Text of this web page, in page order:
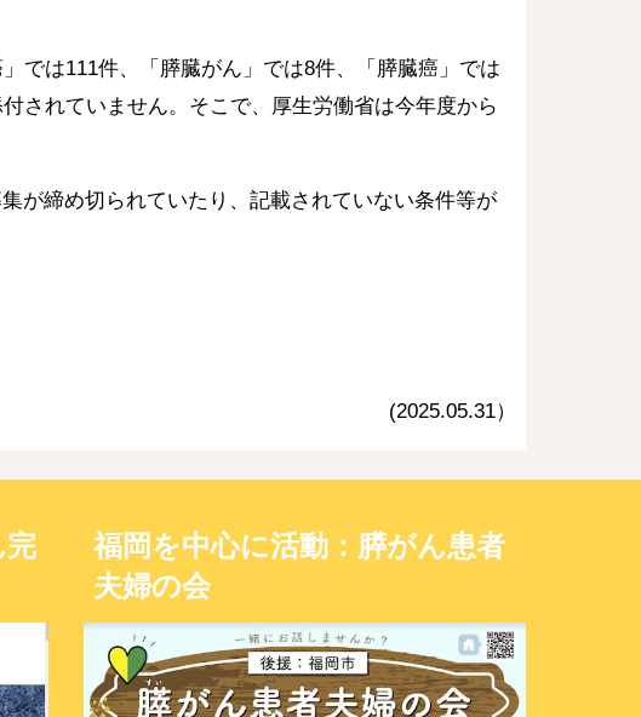
では111件、「膵臓がん」では8件、「膵臓癌」では
されていません。そこで、厚生労働省は今年度から
が締め切られていたり、記載されていない条件等が
(2025.05.31）
完
福岡を中心に活動：膵がん患者
夫婦の会